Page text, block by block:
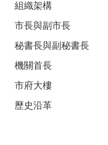
組織架構
市長與副市長
秘書長與副秘書長
機關首長
市府大樓
歷史沿革